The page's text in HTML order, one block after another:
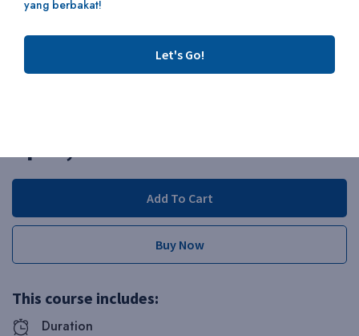
Pinterest Linkedin
Add To Cart
Buy Now
This course includes:
Duration
yang berbakat!
Let's Go!